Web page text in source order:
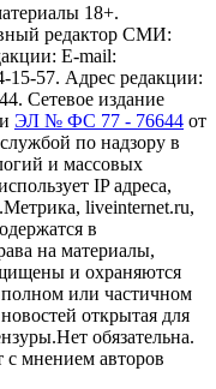
18+.
редактор СМИ:
E-mail:
15-57. Адрес редакции:
Сетевое издание
ЭЛ № ФС 77 - 76644 от
по надзору в
и массовых
IP адреса,
liveinternet.ru,
в
на материалы,
и охраняются
или частичном
открытая для
обязательна.
с мнением авторов